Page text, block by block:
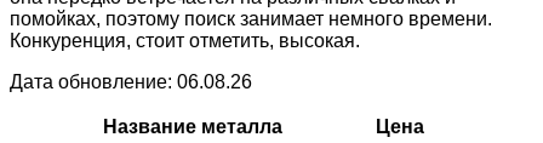
помойках, поэтому поиск занимает немного времени.
Конкуренция, стоит отметить, высокая.
Дата обновление: 06.08.26
Название металла
Цена